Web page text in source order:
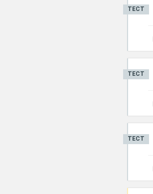
ТЕСТ
ТЕСТ
ТЕСТ